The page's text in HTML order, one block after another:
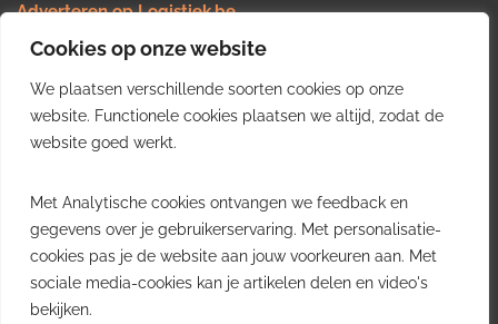
Cookies op onze website
We plaatsen verschillende soorten cookies op onze
website. Functionele cookies plaatsen we altijd, zodat de
website goed werkt.
Met Analytische cookies ontvangen we feedback en
gegevens over je gebruikerservaring. Met personalisatie-
cookies pas je de website aan jouw voorkeuren aan. Met
sociale media-cookies kan je artikelen delen en video's
bekijken.
Adverteren op Logistiek.be
Nieuws insturen
Uw video op Logistiek.TV
Job plaatsen
Gratis wekelijkse update
inzichten uit de Belgische logistieke sector in uw inbox.
Ontvang je gratis
wekelijkse update